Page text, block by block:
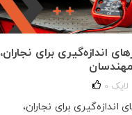
اندازه‌گیری برای نجاران،
0 لایک
اندازه‌گیری برای نجاران،